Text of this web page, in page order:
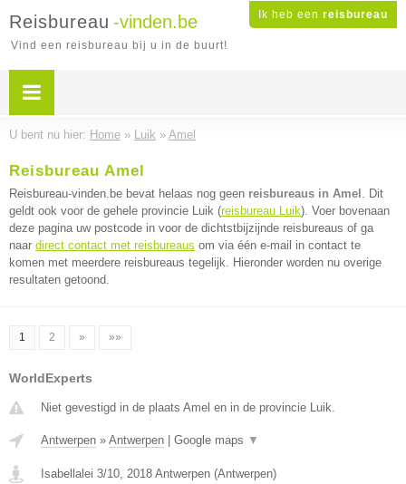
Ik heb een reisbureau
Reisbureau -vinden.be
Vind een reisbureau bij u in de buurt!
U bent nu hier: Home » Luik » Amel
Reisbureau Amel
Reisbureau-vinden.be bevat helaas nog geen reisbureaus in Amel . Dit
geldt ook voor de gehele provincie Luik (reisbureau Luik). Voer bovenaan
deze pagina uw postcode in voor de dichtstbijzijnde reisbureaus of ga
naar direct contact met reisbureaus om via één e-mail in contact te
komen met meerdere reisbureaus tegelijk. Hieronder worden nu overige
resultaten getoond.
1 2 » »»
WorldExperts
Niet gevestigd in de plaats Amel en in de provincie Luik.
Antwerpen » Antwerpen Google maps ▼
Isabellalei 3/10, 2018 Antwerpen (Antwerpen)